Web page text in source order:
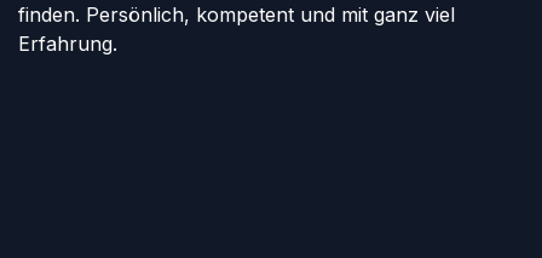
finden. Persönlich, kompetent und mit ganz viel
Erfahrung.